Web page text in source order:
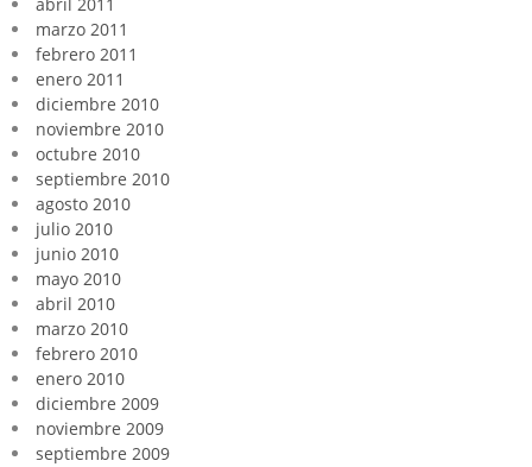
abril 2011
marzo 2011
febrero 2011
enero 2011
diciembre 2010
noviembre 2010
octubre 2010
septiembre 2010
agosto 2010
julio 2010
junio 2010
mayo 2010
abril 2010
marzo 2010
febrero 2010
enero 2010
diciembre 2009
noviembre 2009
septiembre 2009